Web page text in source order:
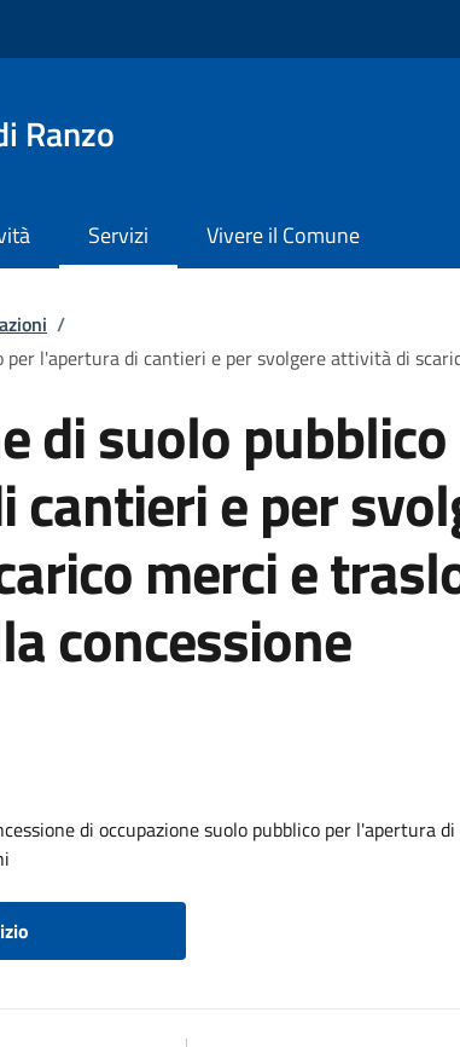
Ranzo
Servizi Vivere il Comune
/
per l'apertura di cantieri e per svolgere attività di
di suolo
cantieri e per
merci e
concessione
di occupazione suolo pubblico per l'apertura